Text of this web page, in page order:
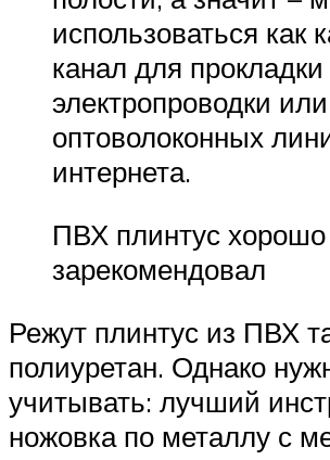
использоваться как
канал для прокладки
электропроводки
оптоволоконных
интернета.
ПВХ плинтус хорошо
зарекомендовал
Режут плинтус из ПВХ
полиуретан. Однако
учитывать: лучший
ножовка по металлу с